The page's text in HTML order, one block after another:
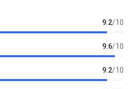
9.2/10
9.6/10
9.2/10